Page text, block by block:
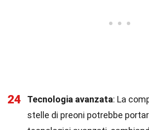
24 Tecnologia avanzata: La
stelle di preoni potrebbe